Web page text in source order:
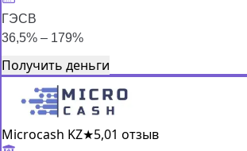
ГЭСВ
36,5% – 179%
Получить деньги
Microcash KZ★5,01 отзыв